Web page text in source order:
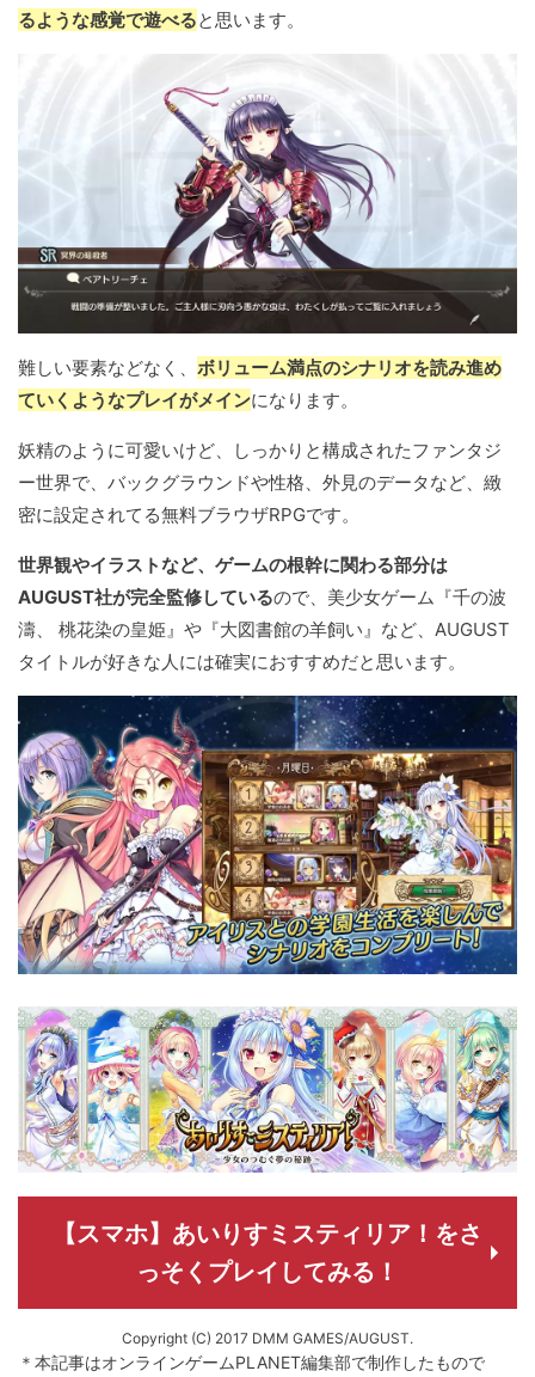
るような感覚で遊べると思います。
難しい要素などなく、 ボリューム満点のシナリオを読み進め
ていくようなプレイがメインになります。
妖精のように可愛いけど、しっかりと構成されたファンタジ
ー世界で、バックグラウンドや性格、外見のデータなど、緻
密に設定されてる無料ブラウザRPGです。
世界観やイラストなど、ゲームの根幹に関わる部分は
AUGUST社が完全監修しているので、美少女ゲーム『千の波
濤、 桃花染の皇姫』や『大図書館の羊飼い』など、AUGUST
タイトルが好きな人には確実におすすめだと思います。
【スマホ】あいりすミスティリア！をさ
っそくプレイしてみる！
Copyright (C) 2017 DMM GAMES/AUGUST.
＊本記事はオンラインゲームPLANET編集部で制作したもので